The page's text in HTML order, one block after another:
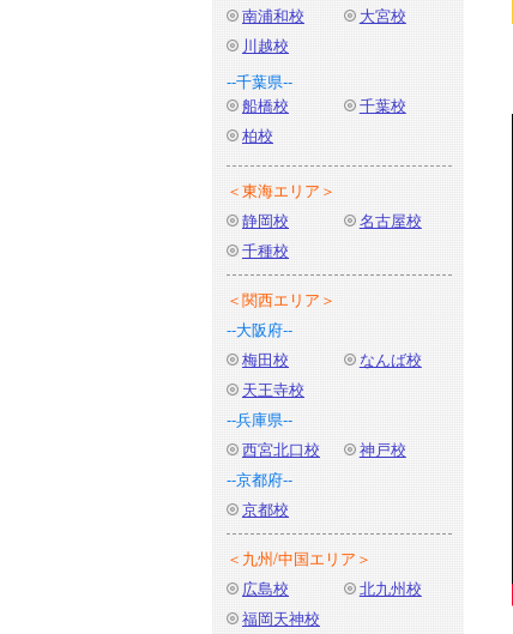
南浦和校
大宮校
川越校
--千葉県--
船橋校
千葉校
柏校
＜東海エリア＞
静岡校
名古屋校
千種校
＜関西エリア＞
--大阪府--
梅田校
なんば校
天王寺校
--兵庫県--
西宮北口校
神戸校
--京都府--
京都校
＜九州/中国エリア＞
広島校
北九州校
福岡天神校